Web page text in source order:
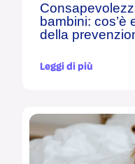
bambini: cos’è
della
Leggi di più